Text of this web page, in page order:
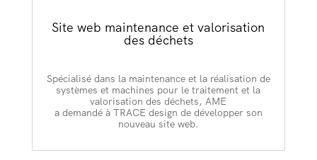
Site web maintenance et valorisation
des déchets
Spécialisé dans la maintenance et la réalisation de
systèmes et machines pour le traitement et la
valorisation des déchets, AME
a demandé à TRACE design de développer son
nouveau site web.